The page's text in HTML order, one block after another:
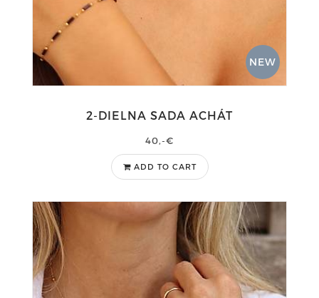
NEW
2-DIELNA SADA ACHÁT
40,-€
ADD TO CART